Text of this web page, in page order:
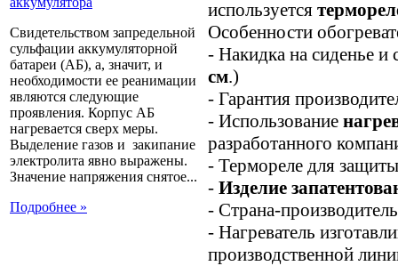
Свидетельством запредельной
сульфации аккумуляторной
батареи (АБ), а, значит, и
необходимости ее реанимации
являются следующие
проявления. Корпус АБ
нагревается сверх меры.
Выделение газов и закипание
электролита явно выражены.
Значение напряжения снятое...
Подробнее »
используется
Особенности
- Накидка на сиденье
см.)
- Гарантия
- Использование
разработанного
- Термореле для
- Изделие
- Страна-
- Нагреватель
производственной